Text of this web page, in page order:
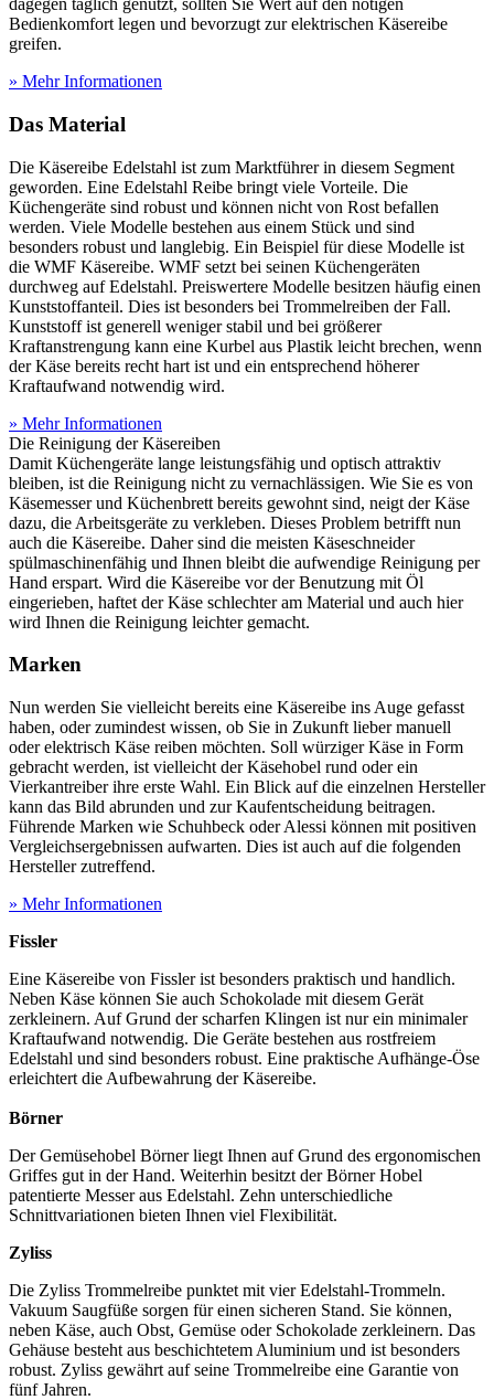
dagegen täglich genutzt, sollten Sie Wert auf den nötigen
Bedienkomfort legen und bevorzugt zur elektrischen Käsereibe
greifen.
» Mehr Informationen
Das Material
Die Käsereibe Edelstahl ist zum Marktführer in diesem Segment
geworden. Eine Edelstahl Reibe bringt viele Vorteile. Die
Küchengeräte sind robust und können nicht von Rost befallen
werden. Viele Modelle bestehen aus einem Stück und sind
besonders robust und langlebig. Ein Beispiel für diese Modelle ist
die WMF Käsereibe. WMF setzt bei seinen Küchengeräten
durchweg auf Edelstahl. Preiswertere Modelle besitzen häufig einen
Kunststoffanteil. Dies ist besonders bei Trommelreiben der Fall.
Kunststoff ist generell weniger stabil und bei größerer
Kraftanstrengung kann eine Kurbel aus Plastik leicht brechen, wenn
der Käse bereits recht hart ist und ein entsprechend höherer
Kraftaufwand notwendig wird.
» Mehr Informationen
Die Reinigung der Käsereiben
Damit Küchengeräte lange leistungsfähig und optisch attraktiv
bleiben, ist die Reinigung nicht zu vernachlässigen. Wie Sie es von
Käsemesser und Küchenbrett bereits gewohnt sind, neigt der Käse
dazu, die Arbeitsgeräte zu verkleben. Dieses Problem betrifft nun
auch die Käsereibe. Daher sind die meisten Käseschneider
spülmaschinenfähig und Ihnen bleibt die aufwendige Reinigung per
Hand erspart. Wird die Käsereibe vor der Benutzung mit Öl
eingerieben, haftet der Käse schlechter am Material und auch hier
wird Ihnen die Reinigung leichter gemacht.
Marken
Nun werden Sie vielleicht bereits eine Käsereibe ins Auge gefasst
haben, oder zumindest wissen, ob Sie in Zukunft lieber manuell
oder elektrisch Käse reiben möchten. Soll würziger Käse in Form
gebracht werden, ist vielleicht der Käsehobel rund oder ein
Vierkantreiber ihre erste Wahl. Ein Blick auf die einzelnen Hersteller
kann das Bild abrunden und zur Kaufentscheidung beitragen.
Führende Marken wie Schuhbeck oder Alessi können mit positiven
Vergleichsergebnissen aufwarten. Dies ist auch auf die folgenden
Hersteller zutreffend.
» Mehr Informationen
Fissler
Eine Käsereibe von Fissler ist besonders praktisch und handlich.
Neben Käse können Sie auch Schokolade mit diesem Gerät
zerkleinern. Auf Grund der scharfen Klingen ist nur ein minimaler
Kraftaufwand notwendig. Die Geräte bestehen aus rostfreiem
Edelstahl und sind besonders robust. Eine praktische Aufhänge-Öse
erleichtert die Aufbewahrung der Käsereibe.
Börner
Der Gemüsehobel Börner liegt Ihnen auf Grund des ergonomischen
Griffes gut in der Hand. Weiterhin besitzt der Börner Hobel
patentierte Messer aus Edelstahl. Zehn unterschiedliche
Schnittvariationen bieten Ihnen viel Flexibilität.
Zyliss
Die Zyliss Trommelreibe punktet mit vier Edelstahl-Trommeln.
Vakuum Saugfüße sorgen für einen sicheren Stand. Sie können,
neben Käse, auch Obst, Gemüse oder Schokolade zerkleinern. Das
Gehäuse besteht aus beschichtetem Aluminium und ist besonders
robust. Zyliss gewährt auf seine Trommelreibe eine Garantie von
fünf Jahren.